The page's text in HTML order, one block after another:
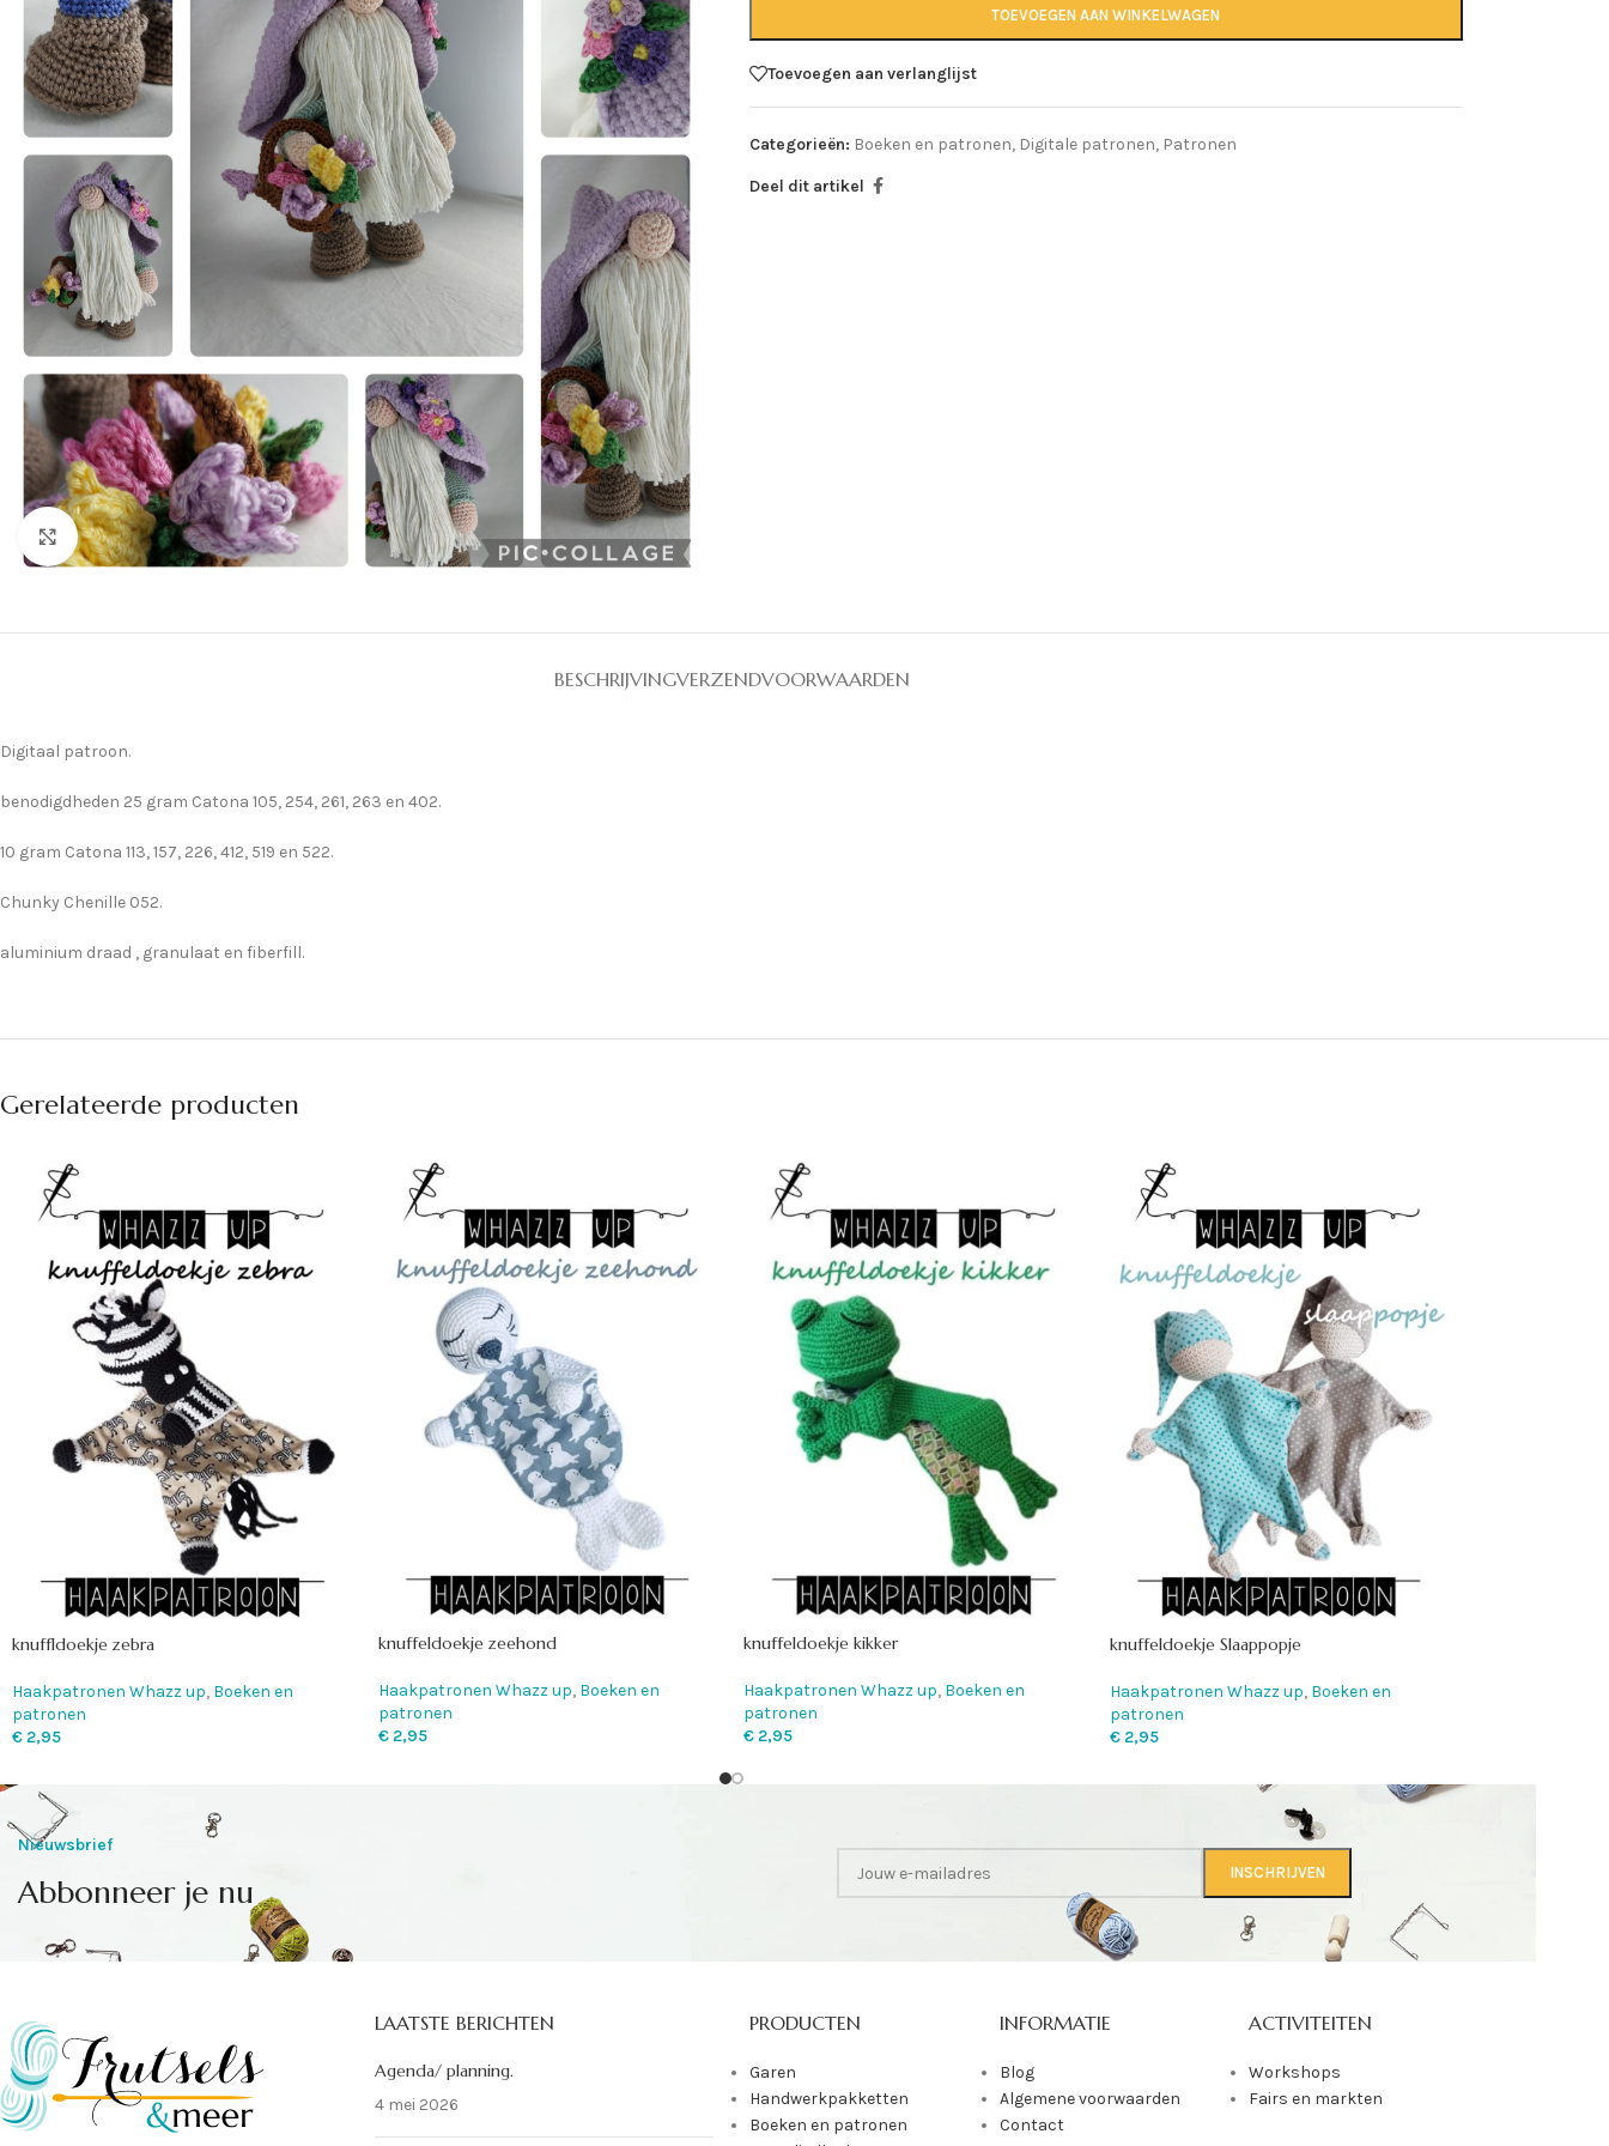
Klik om te vergroten
TOEVOEGEN AAN WINKELWAGEN
Toevoegen aan verlanglijst
Categorieën: Boeken en patronen, Digitale patronen, Patronen
Deel dit artikel
BESCHRIJVINGVERZENDVOORWAARDEN
Digitaal patroon.
benodigdheden 25 gram Catona 105, 254, 261, 263 en 402.
10 gram Catona 113, 157, 226, 412, 519 en 522.
Chunky Chenille 052.
aluminium draad , granulaat en fiberfill.
Gerelateerde producten
knuffldoekje zebra
Haakpatronen Whazz up, Boeken en
patronen
€ 2,95
knuffeldoekje zeehond
Haakpatronen Whazz up, Boeken en
patronen
€2,95
knuffeldoekje kikker
Haakpatronen Whazz up, Boeken en
patronen
€ 2,95
knuffeldoekje Slaappopje
Haakpatronen Whazz up, Boeken en
patronen
€2,95
Nieuwsbrief
Abbonneer je nu
LAATSTE BERICHTEN
Agenda/ planning.
4 mei 2026
PRODUCTEN
Garen
Handwerkpakketten
Boeken en patronen
INFORMATIE
Blog
Algemene voorwaarden
Contact
ACTIVITEITEN
Workshops
Fairs en markten